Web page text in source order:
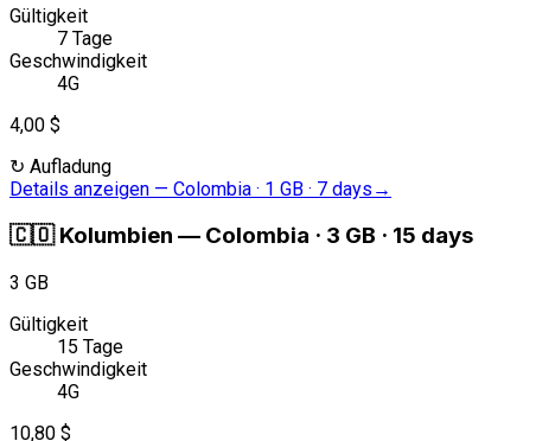
Gültigkeit
7 Tage
Geschwindigkeit
4G
4,00 $
↻ Aufladung
Details anzeigen — Colombia · 1 GB · 7 days →
🇨🇴 Kolumbien — Colombia · 3 GB · 15 days
3 GB
Gültigkeit
15 Tage
Geschwindigkeit
4G
10,80 $